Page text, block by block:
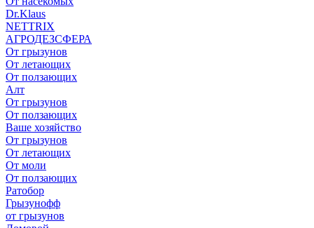
Dr.Klaus
NETTRIX
АГРОДЕЗСФЕРА
От грызунов
От летающих
От ползающих
Алт
От грызунов
От ползающих
Ваше хозяйство
От грызунов
От летающих
От моли
От ползающих
Ратобор
Грызунофф
от грызунов